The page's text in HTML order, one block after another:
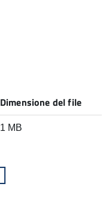
Dimensione del file
1 MB